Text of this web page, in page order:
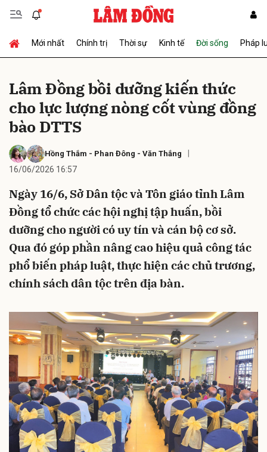
Mới nhất Chính trị Thời sự Kinh tế Đời sống Pháp
Lâm Đồng bồi dưỡng kiến thức
cho lực lượng nòng cốt vùng đồng
bào DTTS
Hồng Thắm - Phan Đông - Văn Thắng
16/06/2026 16:57
Ngày 16/6, Sở Dân tộc và Tôn giáo tỉnh Lâm
Đồng tổ chức các hội nghị tập huấn, bồi
dưỡng cho người có uy tín và cán bộ cơ sở.
Qua đó góp phần nâng cao hiệu quả công tác
phổ biến pháp luật, thực hiện các chủ trương,
chính sách dân tộc trên địa bàn.
Gửi bình luận